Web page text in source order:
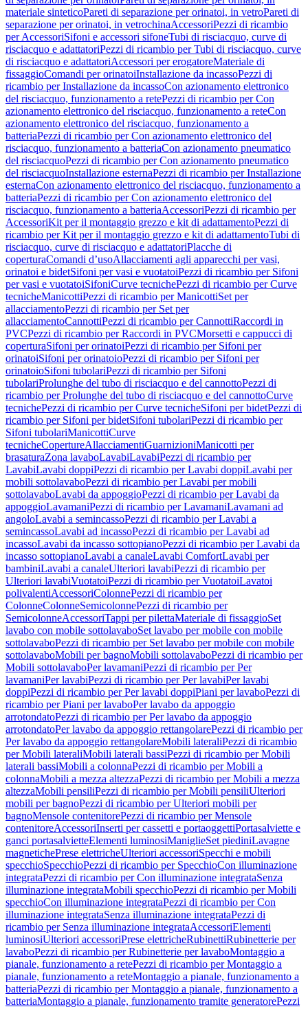
materiale sinteticoPareti di separazione per orinatoi, in vetroPareti di
separazione per orinatoi, in vetrochinaAccessoriPezzi di ricambio
per AccessoriSifoni e accessori sifoneTubi di risciacquo, curve di
risciacquo e adattatoriPezzi di ricambio per Tubi di risciacquo, curve
di risciacquo e adattatoriAccessori per erogatoreMateriale di
fissaggioComandi per orinatoiInstallazione da incassoPezzi di
ricambio per Installazione da incassoCon azionamento elettronico
del risciacquo, funzionamento a retePezzi di ricambio per Con
azionamento elettronico del risciacquo, funzionamento a reteCon
azionamento elettronico del risciacquo, funzionamento a
batteriaPezzi di ricambio per Con azionamento elettronico del
risciacquo, funzionamento a batteriaCon azionamento pneumatico
del risciacquoPezzi di ricambio per Con azionamento pneumatico
del risciacquoInstallazione esternaPezzi di ricambio per Installazione
esternaCon azionamento elettronico del risciacquo, funzionamento a
batteriaPezzi di ricambio per Con azionamento elettronico del
risciacquo, funzionamento a batteriaAccessoriPezzi di ricambio per
AccessoriKit per il montaggio grezzo e kit di adattamentoPezzi di
ricambio per Kit per il montaggio grezzo e kit di adattamentoTubi di
risciacquo, curve di risciacquo e adattatoriPlacche di
coperturaComandi d’usoAllacciamenti agli apparecchi per vasi,
orinatoi e bidetSifoni per vasi e vuotatoiPezzi di ricambio per Sifoni
per vasi e vuotatoiSifoniCurve tecnichePezzi di ricambio per Curve
tecnicheManicottiPezzi di ricambio per ManicottiSet per
allacciamentoPezzi di ricambio per Set per
allacciamentoCannottiPezzi di ricambio per CannottiRaccordi in
PVCPezzi di ricambio per Raccordi in PVCMorsetti e cappucci di
coperturaSifoni per orinatoiPezzi di ricambio per Sifoni per
orinatoiSifoni per orinatoioPezzi di ricambio per Sifoni per
orinatoioSifoni tubolariPezzi di ricambio per Sifoni
tubolariProlunghe del tubo di risciacquo e del cannottoPezzi di
ricambio per Prolunghe del tubo di risciacquo e del cannottoCurve
tecnichePezzi di ricambio per Curve tecnicheSifoni per bidetPezzi di
ricambio per Sifoni per bidetSifoni tubolariPezzi di ricambio per
Sifoni tubolariManicottiCurve
tecnicheCopertureAllacciamentiGuarnizioniManicotti per
brasaturaZona lavaboLavabiLavabiPezzi di ricambio per
LavabiLavabi doppiPezzi di ricambio per Lavabi doppiLavabi per
mobili sottolavaboPezzi di ricambio per Lavabi per mobili
sottolavaboLavabi da appoggioPezzi di ricambio per Lavabi da
appoggioLavamaniPezzi di ricambio per LavamaniLavamani ad
angoloLavabi a semincassoPezzi di ricambio per Lavabi a
semincassoLavabi ad incassoPezzi di ricambio per Lavabi ad
incassoLavabi da incasso sottopianoPezzi di ricambio per Lavabi da
incasso sottopianoLavabi a canaleLavabi ComfortLavabi per
bambiniLavabi a canaleUlteriori lavabiPezzi di ricambio per
Ulteriori lavabiVuotatoiPezzi di ricambio per VuotatoiLavatoi
polivalentiAccessoriColonnePezzi di ricambio per
ColonneColonneSemicolonnePezzi di ricambio per
SemicolonneAccessoriTappi per pilettaMateriale di fissaggioSet
lavabo con mobile sottolavaboSet lavabo per mobile con mobile
sottolavaboPezzi di ricambio per Set lavabo per mobile con mobile
sottolavaboMobili per bagnoMobili sottolavaboPezzi di ricambio per
Mobili sottolavaboPer lavamaniPezzi di ricambio per Per
lavamaniPer lavabiPezzi di ricambio per Per lavabiPer lavabi
doppiPezzi di ricambio per Per lavabi doppiPiani per lavaboPezzi di
ricambio per Piani per lavaboPer lavabo da appoggio
arrotondatoPezzi di ricambio per Per lavabo da appoggio
arrotondatoPer lavabo da appoggio rettangolarePezzi di ricambio per
Per lavabo da appoggio rettangolareMobili lateraliPezzi di ricambio
per Mobili lateraliMobili laterali bassiPezzi di ricambio per Mobili
laterali bassiMobili a colonnaPezzi di ricambio per Mobili a
colonnaMobili a mezza altezzaPezzi di ricambio per Mobili a mezza
altezzaMobili pensiliPezzi di ricambio per Mobili pensiliUlteriori
mobili per bagnoPezzi di ricambio per Ulteriori mobili per
bagnoMensole contenitorePezzi di ricambio per Mensole
contenitoreAccessoriInserti per cassetti e portaoggettiPortasalviette e
ganci portasalvietteElementi luminosiManiglieSet piediniLavagne
magnetichePrese elettricheUlteriori accessoriSpecchi e mobili
specchioSpecchioPezzi di ricambio per SpecchioCon illuminazione
integrataPezzi di ricambio per Con illuminazione integrataSenza
illuminazione integrataMobili specchioPezzi di ricambio per Mobili
specchioCon illuminazione integrataPezzi di ricambio per Con
illuminazione integrataSenza illuminazione integrataPezzi di
ricambio per Senza illuminazione integrataAccessoriElementi
luminosiUlteriori accessoriPrese elettricheRubinettiRubinetterie per
lavaboPezzi di ricambio per Rubinetterie per lavaboMontaggio a
pianale, funzionamento a retePezzi di ricambio per Montaggio a
pianale, funzionamento a reteMontaggio a pianale, funzionamento a
batteriaPezzi di ricambio per Montaggio a pianale, funzionamento a
batteriaMontaggio a pianale, funzionamento tramite generatorePezzi